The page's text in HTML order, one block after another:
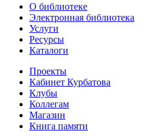
О библиотеке
Электронная библиотека
Услуги
Ресурсы
Каталоги
Проекты
Кабинет Курбатова
Клубы
Коллегам
Магазин
Книга памяти